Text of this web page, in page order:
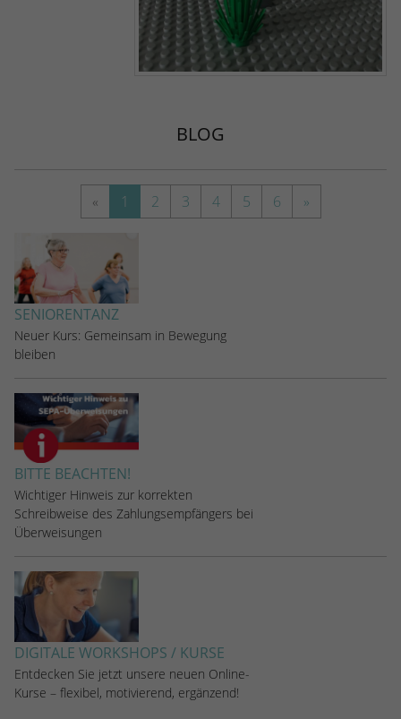
BLOG
« 1 2 3 4 5 6 »
SENIORENTANZ
Neuer Kurs: Gemeinsam in Bewegung
bleiben
BITTE BEACHTEN!
Wichtiger Hinweis zur korrekten
Schreibweise des Zahlungsempfängers bei
Überweisungen
DIGITALE WORKSHOPS / KURSE
Entdecken Sie jetzt unsere neuen Online-
Kurse – flexibel, motivierend, ergänzend!